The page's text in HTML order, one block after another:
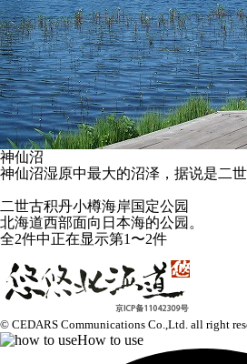
神仙沼
神仙沼湿原中最大的沼泽，据说是二
二世古积丹小樽海岸国定公园
北海道西部面向日本海的公园。
全2件中正在显示第1〜2件
© CEDARS Communications Co.,Ltd. all right
How to use